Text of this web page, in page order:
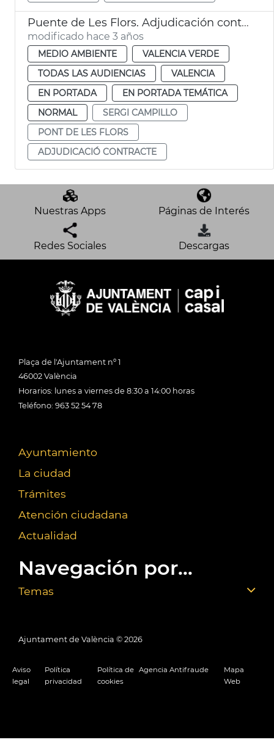
Puente de Les Flors. Adjudicación contrato
modificado hace 3 años
MEDIO AMBIENTE
VALENCIA VERDE
TODAS LAS AUDIENCIAS
VALENCIA
EN PORTADA
EN PORTADA TEMÁTICA
NORMAL
SERGI CAMPILLO
PONT DE LES FLORS
ADJUDICACIÓ CONTRACTE
Nuestras Apps Páginas de Interés
Redes Sociales Descargas
Plaça de l'Ajuntament nº 1
46002 València
Horarios: lunes a viernes de 8:30 a 14:00 horas
Teléfono: 963 52 54 78
Ayuntamiento
La ciudad
Trámites
Atención ciudadana
Actualidad
Navegación por...
Temas
Ajuntament de València © 2026
Aviso
legal
Política
privacidad
Política de
cookies
Agencia Antifraude
Mapa
Web